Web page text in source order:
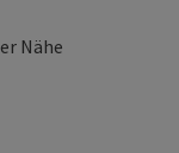
Nähe